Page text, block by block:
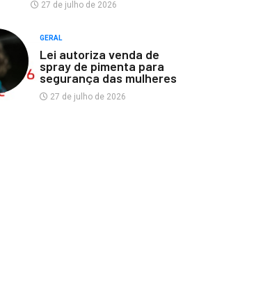
27 de julho de 2026
GERAL
Lei autoriza venda de
spray de pimenta para
segurança das mulheres
27 de julho de 2026